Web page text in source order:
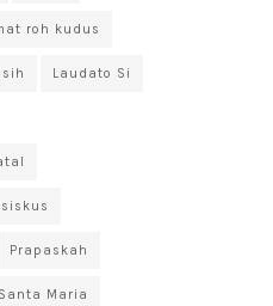
roh kudus
Laudato Si
Prapaskah
Santa Maria